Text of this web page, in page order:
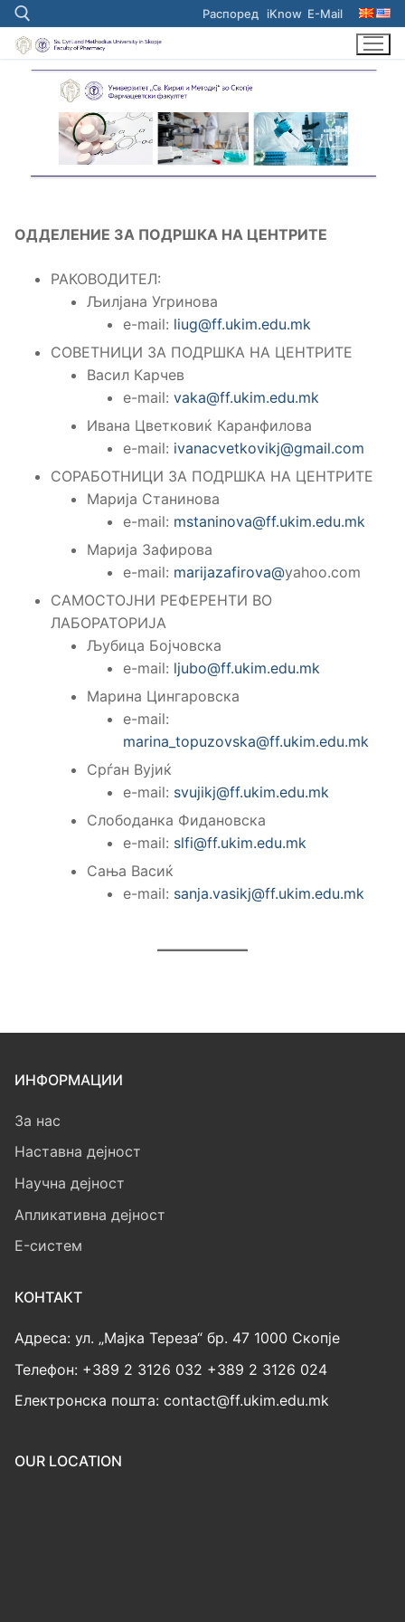
Skip
to
content
Распоред iKnow E-Mail
ОДДЕЛЕНИЕ ЗА ПОДРШКА НА ЦЕНТРИТЕ
РАКОВОДИТЕЛ:
Љилјана Угринова
e-mail: liug@ff.ukim.edu.mk
СОВЕТНИЦИ ЗА ПОДРШКА НА ЦЕНТРИТЕ
Васил Карчев
e-mail: vaka@ff.ukim.edu.mk
Ивана Цветковиќ Каранфилова
e-mail: ivanacvetkovikj@gmail.com
СОРАБОТНИЦИ ЗА ПОДРШКА НА ЦЕНТРИТЕ
Марија Станинова
e-mail: mstaninova@ff.ukim.edu.mk
Марија Зафирова
e-mail: marijazafirova@yahoo.com
САМОСТОЈНИ РЕФЕРЕНТИ ВО
ЛАБОРАТОРИЈА
Љубица Бојчовска
e-mail: ljubo@ff.ukim.edu.mk
Марина Цингаровска
e-mail:
marina_topuzovska@ff.ukim.edu.mk
Срѓан Вујиќ
e-mail: svujikj@ff.ukim.edu.mk
Слободанка Фидановска
e-mail: slfi@ff.ukim.edu.mk
Сања Васиќ
e-mail: sanja.vasikj@ff.ukim.edu.mk
ИНФОРМАЦИИ
За нас
Наставна дејност
Научна дејност
Апликативна дејност
E-систем
КОНТАКТ
Адреса: ул. „Мајка Тереза“ бр. 47 1000 Скопје
Телефон: +389 2 3126 032 +389 2 3126 024
Електронска пошта: contact@ff.ukim.edu.mk
OUR LOCATION